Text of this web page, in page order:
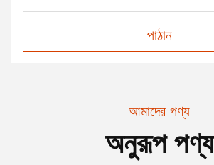
পাঠান
আমাদের পণ্য
অনুরূপ পণ্য